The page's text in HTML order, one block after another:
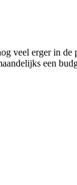
veel erger in
een